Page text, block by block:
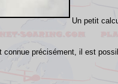
Un petit
précisément, il est